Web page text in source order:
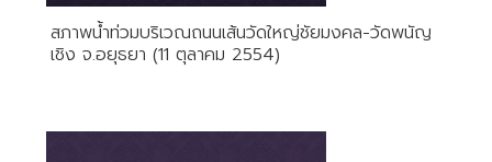
สภาพน้ำท่วมบริเวณถนนเส้นวัดใหญ่ชัยมงคล-วัดพนัญ
เชิง จ.อยุธยา (11 ตุลาคม 2554)